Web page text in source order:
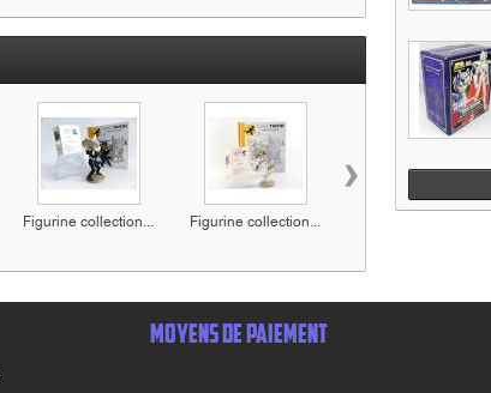
Figurine collection... Figurine collection...
›
MOYENS DE PAIEMENT